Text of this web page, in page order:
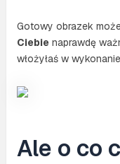
Gotowy obrazek
Ciebie naprawdę
włożyłaś w
Ale o co